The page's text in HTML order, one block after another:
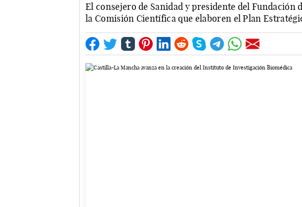
El consejero de Sanidad y presidente del Fundación
la Comisión Científica que elaboren el Plan